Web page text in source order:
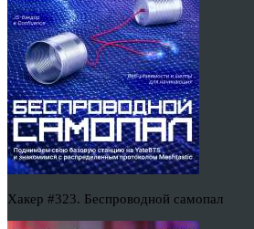
Хакер #323. Беспроводной самопал